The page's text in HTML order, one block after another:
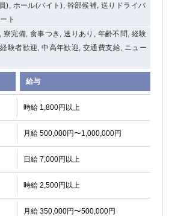
), ホール(バイト), 幹部候補, 送りドライバ
ト
寮完備, 食事つき, 送りあり, 年齢不問, 経験
験者歓迎, 中高年歓迎, 交通費支給, ニュー
給与
時給 1,800円以上
月給 500,000円〜1,000,000円
日給 7,000円以上
時給 2,500円以上
月給 350,000円〜500,000円